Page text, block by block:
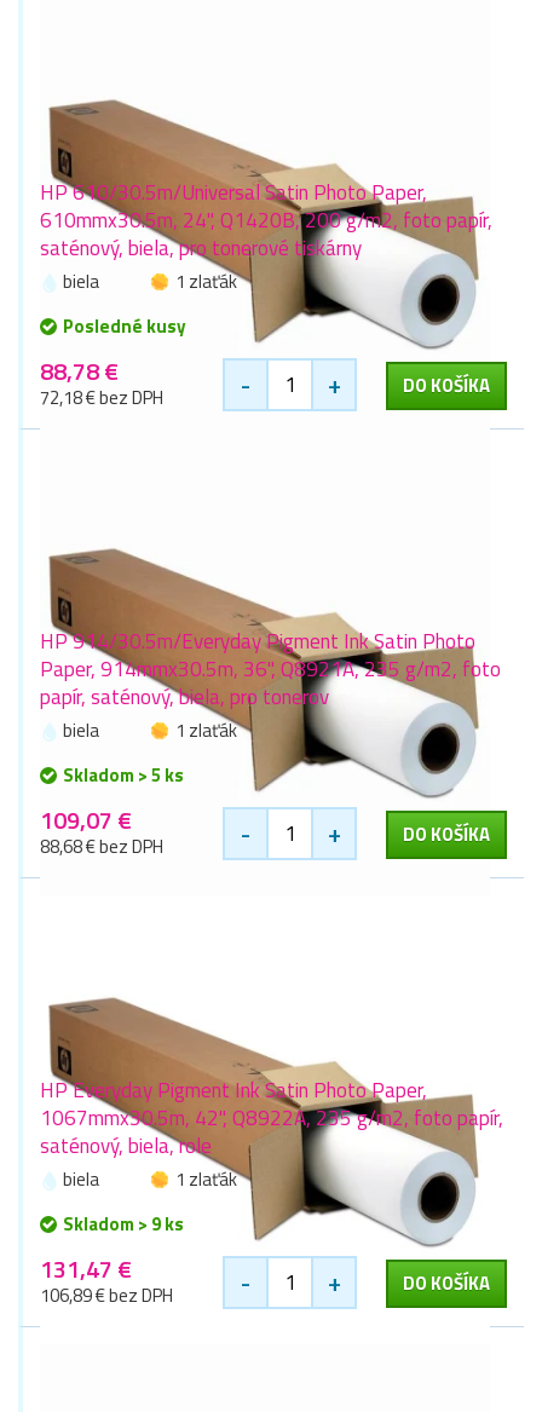
HP 610/30.5m/Universal Satin Photo Paper,
610mmx30.5m, 24", Q1420B, 200 g/m2, foto papír,
saténový, biela, pro tonerové tiskárny
biela
1 zlaťák
Posledné kusy
88,78 €
72,18 € bez DPH - + DO KOŠÍKA
HP 914/30.5m/Everyday Pigment Ink Satin Photo
Paper, 914mmx30.5m, 36", Q8921A, 235 g/m2, foto
papír, saténový, biela, pro tonerov
biela
1 zlaťák
Skladom > 5 ks
109,07 €
88,68 € bez DPH - + DO KOŠÍKA
HP Everyday Pigment Ink Satin Photo Paper,
1067mmx30.5m, 42", Q8922A, 235 g/m2, foto papír,
saténový, biela, role
biela
1 zlaťák
Skladom > 9 ks
131,47 €
106,89 € bez DPH - + DO KOŠÍKA